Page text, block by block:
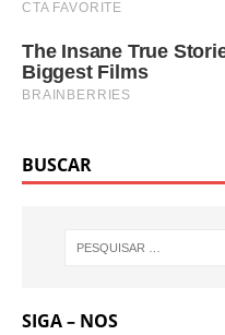
BUSCAR
SIGA – NOS